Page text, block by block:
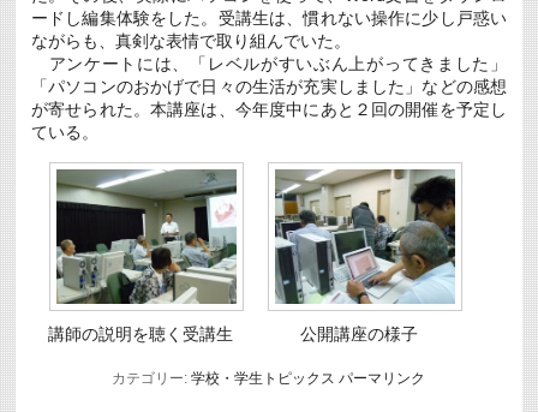
ードし編集体験をした。受講生は、慣れない操作に少し戸惑い
ながらも、真剣な表情で取り組んでいた。
アンケートには、「レベルがすいぶん上がってきました」
「パソコンのおかげで日々の生活が充実しました」などの感想
が寄せられた。本講座は、今年度中にあと２回の開催を予定し
ている。
講師の説明を聴く受講生 公開講座の様子
カテゴリー:学校・学生トピックス パーマリンク